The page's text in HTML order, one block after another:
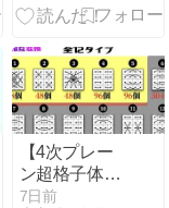
る!? 独立前提
数の特徴
【4次プレー
ン超格子体と
正負反転体を
7日前